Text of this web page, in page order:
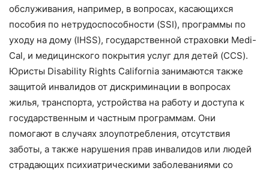
обслуживания, например, в вопросах, касающихся
пособия по нетрудоспособности (SSI), программы по
уходу на дому (IHSS), государственной страховки Medi-
Cal, и медицинского покрытия услуг для детей (CCS).
Юристы Disability Rights California занимаются также
защитой инвалидов от дискриминации в вопросах
жилья, транспорта, устройства на работу и доступа к
государственным и частным программам. Они
помогают в случаях злоупотребления, отсутствия
заботы, а также нарушения прав инвалидов или людей
страдающих психиатрическими заболеваниями со